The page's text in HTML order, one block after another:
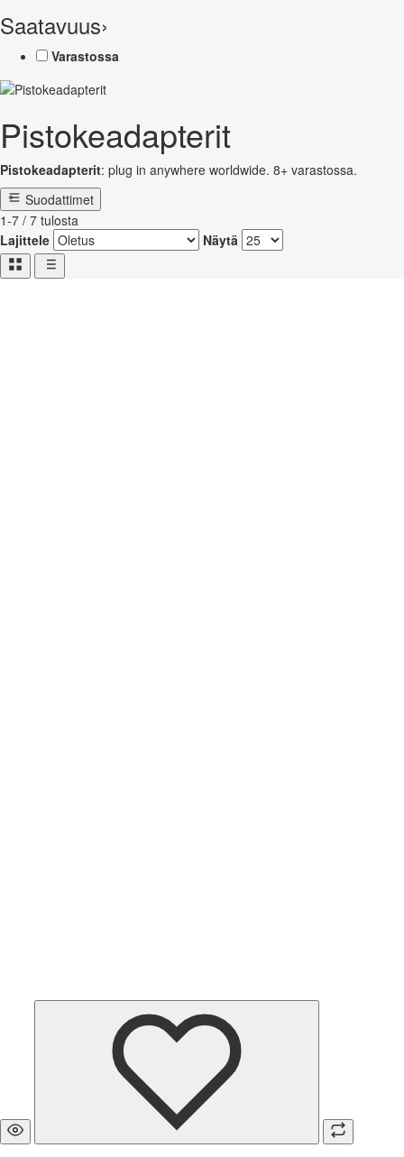
Saatavuus›
Varastossa
Pistokeadapterit
Pistokeadapterit: plug in anywhere worldwide. 8+ varastossa.
Suodattimet
1-7 / 7 tulosta
Lajittele
Näytä